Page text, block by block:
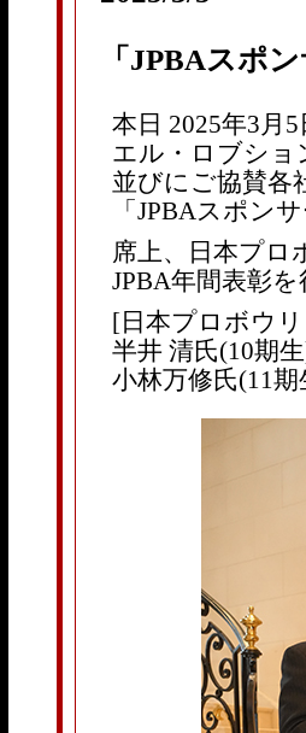
「JPBAスポ
本日 2025年3月
エル・ロブショ
並びにご協賛各
「JPBAスポン
席上、日本プロ
JPBA年間表彰
[日本プロボウ
半井 清氏(10期
小林万修氏(11期